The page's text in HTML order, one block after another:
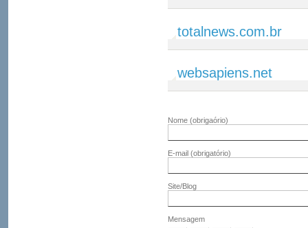
totalnews.com.br
websapiens.net
Nome (obrigaório)
E-mail (obrigatório)
Site/Blog
Mensagem